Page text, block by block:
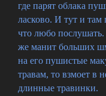
где парят облака
ласково. И тут и
что любо
же манит больших
на его пушистые
травам, то взмоет в
длинные травинки.